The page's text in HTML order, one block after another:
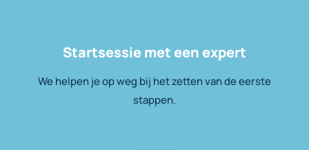
Startsessie met een expert
We helpen je op weg bij het zetten van de eerste
stappen.